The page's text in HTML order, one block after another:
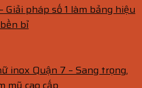
Giải pháp số 1 làm bảng hiệu
bỉ
inox Quận 7 – Sang trọng,